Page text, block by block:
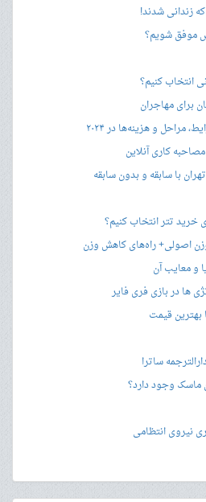
زندانی شدند!
موفق شویم؟
انتخاب کنیم؟
برای مهاجران
مراحل و هزینه‌ها در ۲۰۲۴
با سابقه و بدون سابقه
تتر انتخاب کنیم؟
اصولی+ راه‌های کاهش وزن
ها در بازی فری فایر
قیمت
ساترا
ماسک وجود دارد؟